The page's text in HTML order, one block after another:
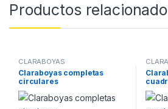
Productos
CLARABOYAS
Claraboyas completas
circulares